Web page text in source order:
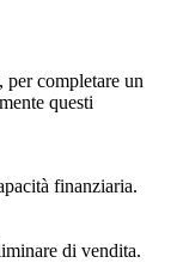
per completare un
questi
finanziaria.
di vendita.